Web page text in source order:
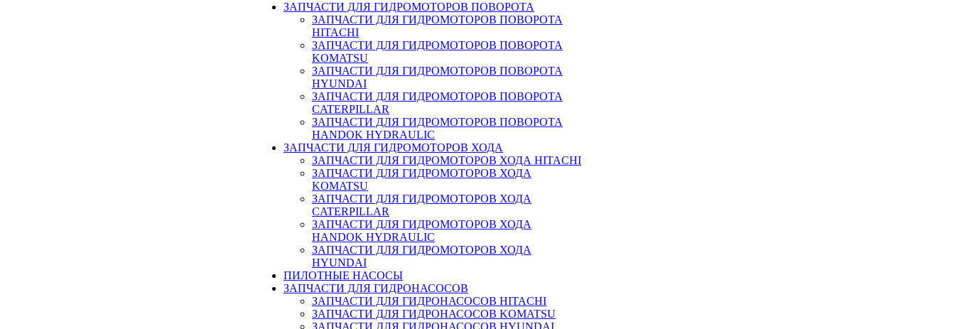
ЗАПЧАСТИ ДЛЯ ГИДРОМОТОРОВ ПОВОРОТА
ЗАПЧАСТИ ДЛЯ ГИДРОМОТОРОВ ПОВОРОТА
HITACHI
ЗАПЧАСТИ ДЛЯ ГИДРОМОТОРОВ ПОВОРОТА
KOMATSU
ЗАПЧАСТИ ДЛЯ ГИДРОМОТОРОВ ПОВОРОТА
HYUNDAI
ЗАПЧАСТИ ДЛЯ ГИДРОМОТОРОВ ПОВОРОТА
CATERPILLAR
ЗАПЧАСТИ ДЛЯ ГИДРОМОТОРОВ ПОВОРОТА
HANDOK HYDRAULIC
ЗАПЧАСТИ ДЛЯ ГИДРОМОТОРОВ ХОДА
ЗАПЧАСТИ ДЛЯ ГИДРОМОТОРОВ ХОДА HITACHI
ЗАПЧАСТИ ДЛЯ ГИДРОМОТОРОВ ХОДА
KOMATSU
ЗАПЧАСТИ ДЛЯ ГИДРОМОТОРОВ ХОДА
CATERPILLAR
ЗАПЧАСТИ ДЛЯ ГИДРОМОТОРОВ ХОДА
HANDOK HYDRAULIC
ЗАПЧАСТИ ДЛЯ ГИДРОМОТОРОВ ХОДА
HYUNDAI
ПИЛОТНЫЕ НАСОСЫ
ЗАПЧАСТИ ДЛЯ ГИДРОНАСОСОВ
ЗАПЧАСТИ ДЛЯ ГИДРОНАСОСОВ HITACHI
ЗАПЧАСТИ ДЛЯ ГИДРОНАСОСОВ KOMATSU
ЗАПЧАСТИ ДЛЯ ГИДРОНАСОСОВ HYUNDAI